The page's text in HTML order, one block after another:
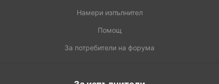
Намери изпълнител
Помощ
За потребители на форума